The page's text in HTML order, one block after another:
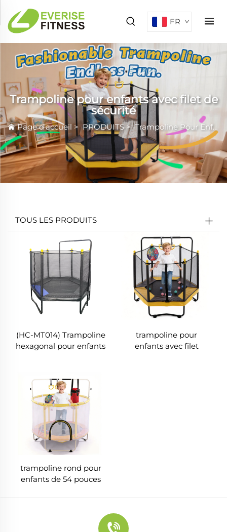
FR
Trampoline pour enfants avec filet de
sécurité
Page d'accueil >PRODUITS>Trampoline Pour Enfants
TOUS LES PRODUITS
(HC-MT014) Trampoline
hexagonal pour enfants
trampoline pour
enfants avec filet
trampoline rond pour
enfants de 54 pouces